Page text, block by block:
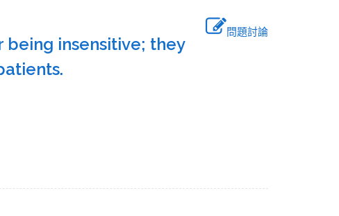
問題討論
insensitive; they